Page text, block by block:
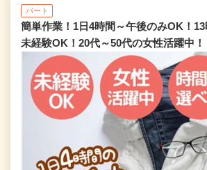
パート
簡単作業！1日4時間～午後のみOK！
未経験OK！20代～50代の女性活躍中！